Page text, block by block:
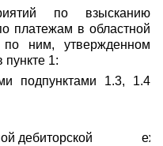
по взысканию
платежам в областной
ним, утвержденном
1:
подпунктами 1.3, 1.4
дебиторской